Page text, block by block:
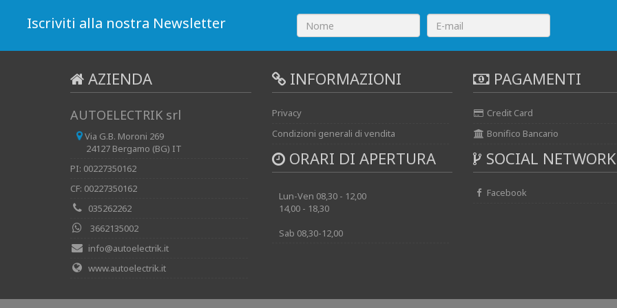
Iscriviti alla nostra Newsletter
AZIENDA
AUTOELECTRIK srl
Via G.B. Moroni 269
24127 Bergamo (BG) IT
PI: 00227350162
CF: 00227350162
035262262
3662135002
info@autoelectrik.it
www.autoelectrik.it
INFORMAZIONI
Privacy
Condizioni generali di vendita
ORARI DI APERTURA
Lun-Ven 08,30 - 12,00
14,00 - 18,30
Sab 08,30-12,00
PAGAMENTI
Credit Card
Bonifico Bancario
SOCIAL NETWORK
Facebook